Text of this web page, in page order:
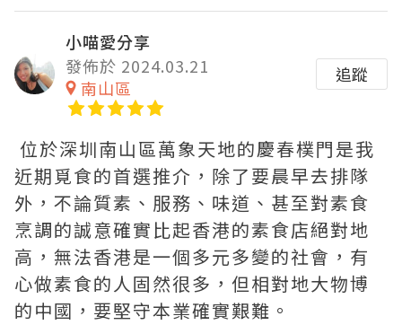
小喵愛分享
發佈於 2024.03.21
南山區
追蹤
位於深圳南山區萬象天地的慶春樸門是我
近期覓食的首選推介，除了要晨早去排隊
外，不論質素、服務、味道、甚至對素食
烹調的誠意確實比起香港的素食店絕對地
高，無法香港是一個多元多變的社會，有
心做素食的人固然很多，但相對地大物博
的中國，要堅守本業確實艱難。